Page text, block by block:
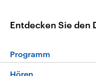
Entdecken Sie den
Programm
Hören